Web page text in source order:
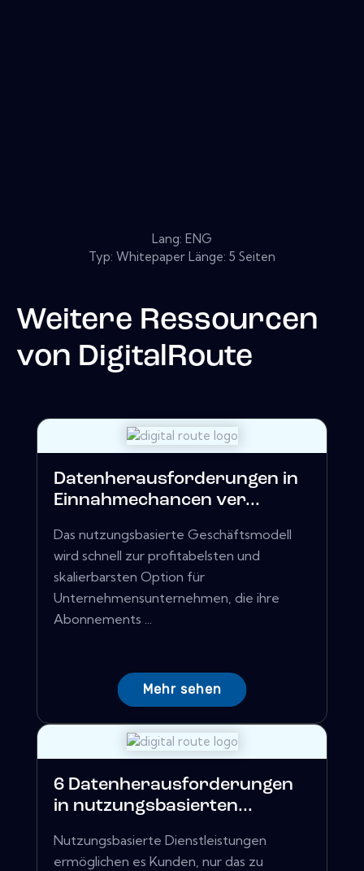
Lang: ENG
Typ: Whitepaper Länge: 5 Seiten
Weitere Ressourcen
von DigitalRoute
Datenherausforderungen in
Einnahmechancen ver...
Das nutzungsbasierte Geschäftsmodell
wird schnell zur profitabelsten und
skalierbarsten Option für
Unternehmensunternehmen, die ihre
Abonnements ...
Mehr sehen
6 Datenherausforderungen
in nutzungsbasierten...
Nutzungsbasierte Dienstleistungen
ermöglichen es Kunden, nur das zu